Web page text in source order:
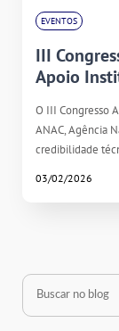
EVENTOS
III
Apoio
O III Congresso
ANAC, Agência
credibilidade
03/02/2026